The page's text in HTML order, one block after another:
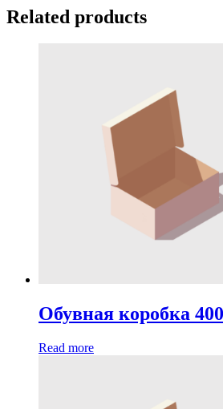
Related products
Обувная коробка
Read more